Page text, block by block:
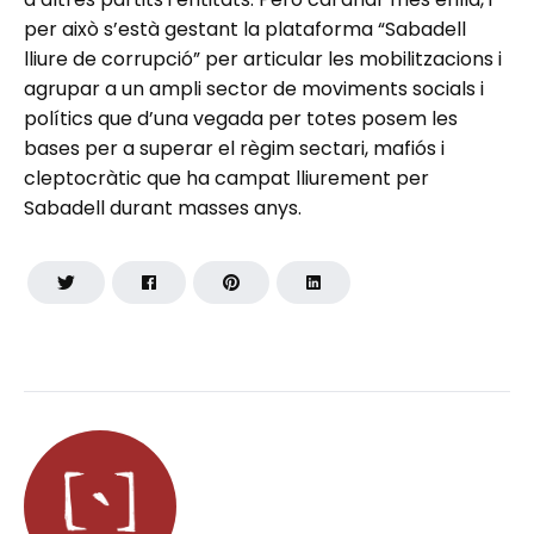
per això s’està gestant la plataforma “Sabadell
lliure de corrupció” per articular les mobilitzacions i
agrupar a un ampli sector de moviments socials i
polítics que d’una vegada per totes posem les
bases per a superar el règim sectari, mafiós i
cleptocràtic que ha campat lliurement per
Sabadell durant masses anys.